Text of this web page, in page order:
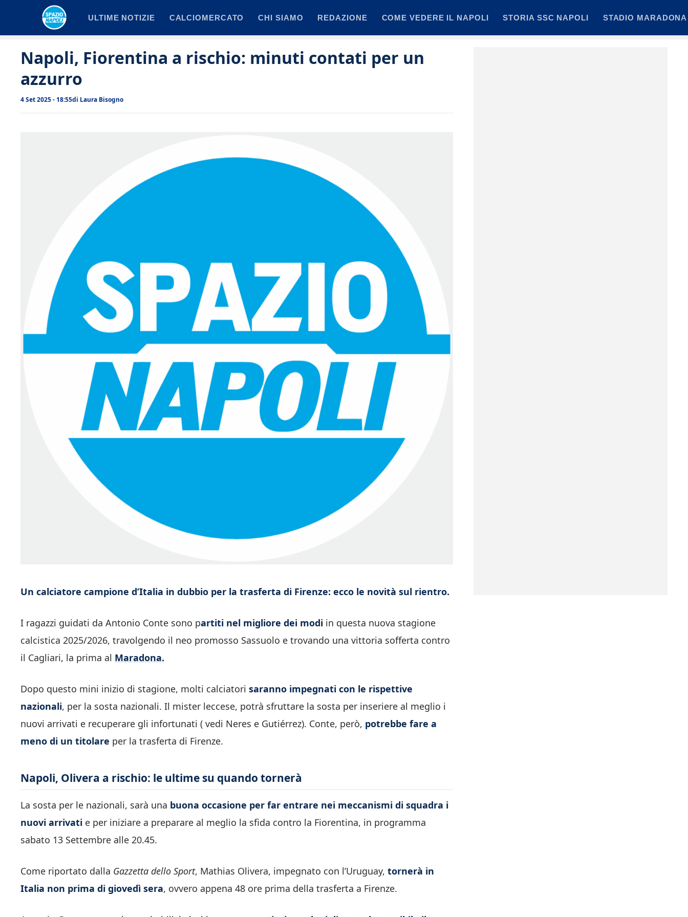
ULTIME NOTIZIE CALCIOMERCATO CHI SIAMO REDAZIONE COME VEDERE IL NAPOLI STORIA SSC NAPOLI STADIO MARADONA
Napoli, Fiorentina a rischio: minuti contati per un
azzurro
4 Set 2025 - 18:55di Laura Bisogno
Un calciatore campione d’Italia in dubbio per la trasferta di Firenze: ecco le novità sul rientro.
I ragazzi guidati da Antonio Conte sono partiti nel migliore dei modi in questa nuova stagione
calcistica 2025/2026, travolgendo il neo promosso Sassuolo e trovando una vittoria sofferta contro
il Cagliari, la prima al Maradona.
Dopo questo mini inizio di stagione, molti calciatori saranno impegnati con le rispettive
nazionali, per la sosta nazionali. Il mister leccese, potrà sfruttare la sosta per inseriere al meglio i
nuovi arrivati e recuperare gli infortunati ( vedi Neres e Gutiérrez). Conte, però, potrebbe fare a
meno di un titolare per la trasferta di Firenze.
Napoli, Olivera a rischio: le ultime su quando tornerà
La sosta per le nazionali, sarà una buona occasione per far entrare nei meccanismi di squadra i
nuovi arrivati e per iniziare a preparare al meglio la sfida contro la Fiorentina, in programma
sabato 13 Settembre alle 20.45.
Come riportato dalla Gazzetta dello Sport, Mathias Olivera, impegnato con l’Uruguay, tornerà in
Italia non prima di giovedì sera, ovvero appena 48 ore prima della trasferta a Firenze.